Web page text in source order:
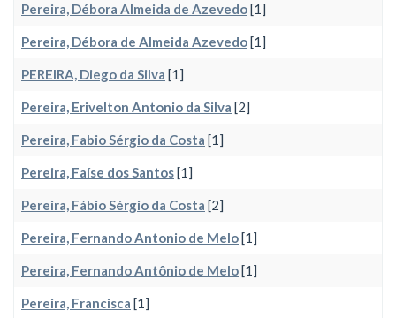
Pereira, Débora Almeida de Azevedo[1]
Pereira, Débora de Almeida Azevedo[1]
PEREIRA, Diego da Silva [1]
Pereira, Erivelton Antonio da Silva [2]
Pereira, Fabio Sérgio da Costa [1]
Pereira, Faíse dos Santos[1]
Pereira, Fábio Sérgio da Costa [2]
Pereira, Fernando Antonio de Melo[1]
Pereira, Fernando Antônio de Melo[1]
Pereira, Francisca [1]